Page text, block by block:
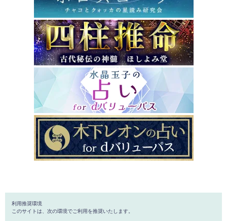
利用推奨環境
このサイトは、次の環境でご利用を推奨いたします。